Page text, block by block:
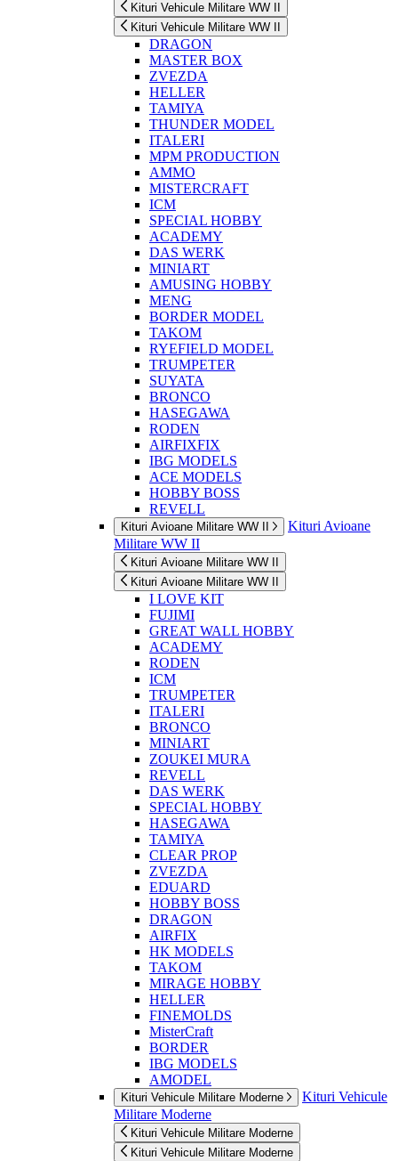
Kituri Vehicule Militare WW II
Kituri Vehicule Militare WW II
DRAGON
MASTER BOX
ZVEZDA
HELLER
TAMIYA
THUNDER MODEL
ITALERI
MPM PRODUCTION
AMMO
MISTERCRAFT
ICM
SPECIAL HOBBY
ACADEMY
DAS WERK
MINIART
AMUSING HOBBY
MENG
BORDER MODEL
TAKOM
RYEFIELD MODEL
TRUMPETER
SUYATA
BRONCO
HASEGAWA
RODEN
AIRFIXFIX
IBG MODELS
ACE MODELS
HOBBY BOSS
REVELL
Kituri Avioane Militare WW II
Kituri Avioane
Militare WW II
Kituri Avioane Militare WW II
Kituri Avioane Militare WW II
I LOVE KIT
FUJIMI
GREAT WALL HOBBY
ACADEMY
RODEN
ICM
TRUMPETER
ITALERI
BRONCO
MINIART
ZOUKEI MURA
REVELL
DAS WERK
SPECIAL HOBBY
HASEGAWA
TAMIYA
CLEAR PROP
ZVEZDA
EDUARD
HOBBY BOSS
DRAGON
AIRFIX
HK MODELS
TAKOM
MIRAGE HOBBY
HELLER
FINEMOLDS
MisterCraft
BORDER
IBG MODELS
AMODEL
Kituri Vehicule Militare Moderne
Kituri Vehicule
Militare Moderne
Kituri Vehicule Militare Moderne
Kituri Vehicule Militare Moderne